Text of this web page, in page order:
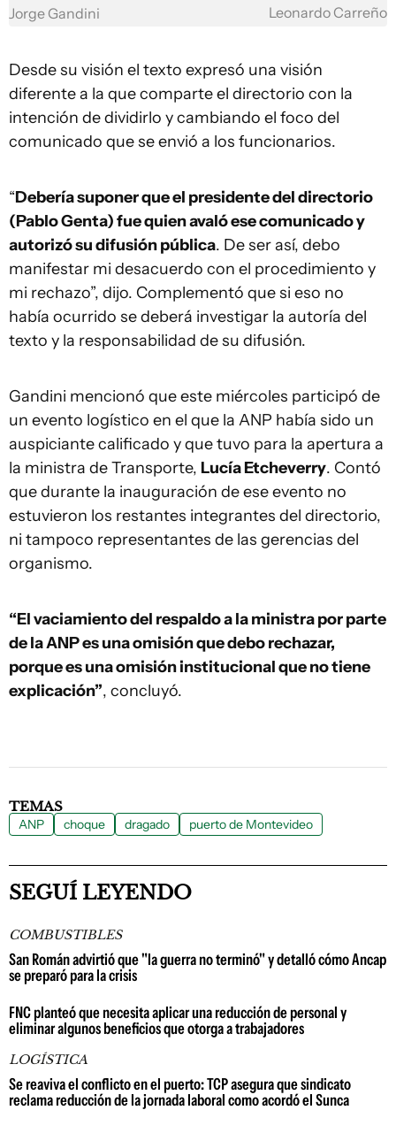
Jorge Gandini Leonardo Carreño
Desde su visión el texto expresó una visión
diferente a la que comparte el directorio con la
intención de dividirlo y cambiando el foco del
comunicado que se envió a los funcionarios.
“Debería suponer que el presidente del directorio
(Pablo Genta) fue quien avaló ese comunicado y
autorizó su difusión pública. De ser así, debo
manifestar mi desacuerdo con el procedimiento y
mi rechazo”, dijo. Complementó que si eso no
había ocurrido se deberá investigar la autoría del
texto y la responsabilidad de su difusión.
Gandini mencionó que este miércoles participó de
un evento logístico en el que la ANP había sido un
auspiciante calificado y que tuvo para la apertura a
la ministra de Transporte, Lucía Etcheverry. Contó
que durante la inauguración de ese evento no
estuvieron los restantes integrantes del directorio,
ni tampoco representantes de las gerencias del
organismo.
“El vaciamiento del respaldo a la ministra por parte
de la ANP es una omisión que debo rechazar,
porque es una omisión institucional que no tiene
explicación”, concluyó.
TEMAS
ANP choque dragado puerto de Montevideo
SEGUÍ LEYENDO
COMBUSTIBLES
San Román advirtió que "la guerra no terminó" y detalló cómo Ancap
se preparó para la crisis
FNC planteó que necesita aplicar una reducción de personal y
eliminar algunos beneficios que otorga a trabajadores
LOGÍSTICA
Se reaviva el conflicto en el puerto: TCP asegura que sindicato
reclama reducción de la jornada laboral como acordó el Sunca